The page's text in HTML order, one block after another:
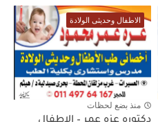
الاطفال وحديثى الولادة
منذ بضع لحظات